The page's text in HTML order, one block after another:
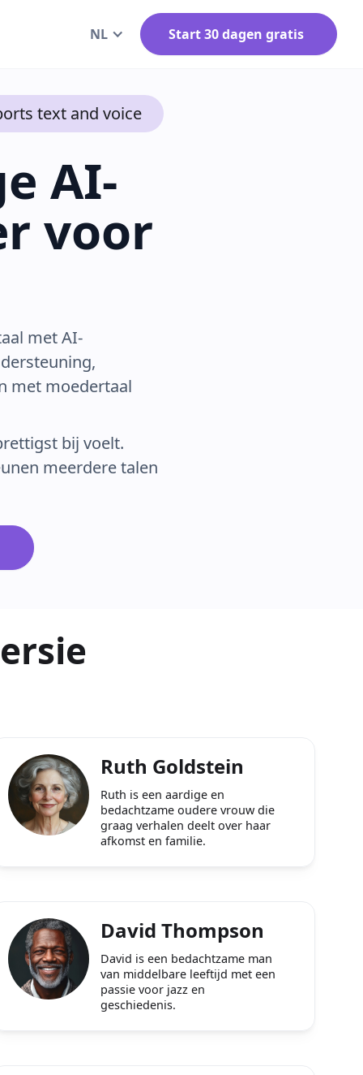
NL Start 30 dagen gratis
text and voice
AI-
voor
met AI-
met moedertaal
bij voelt.
meerdere talen
Ruth Goldstein
Ruth is een aardige en
bedachtzame oudere vrouw die
graag verhalen deelt over haar
afkomst en familie.
David Thompson
David is een bedachtzame man
van middelbare leeftijd met een
passie voor jazz en
geschiedenis.